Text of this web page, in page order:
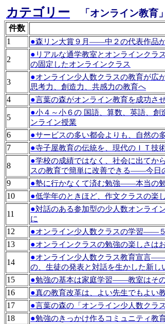
カテゴリー 「オンライン教育」
件数
1
●森リン大賞９月――中２の代表作品
2
● リアルな通学教室とオンラインク
の固定したオンラインクラス
3
●オンライン少人数クラスの教育が広
思考力、創造力、共感力の教育へ
4 ●言葉の森がオンライン教育を成功
5
●小４～小６の 国語、算数、英語、
ンライン授業
6 ●サービスの多い都会よりも、自然の
7 ●寺子屋教育の伝統を、現代のＩＴ技
8
●学校の成績ではなく、社会に出てか
スの教育で簡単に改善できる――今日
9 ●塾に行かなくて済む勉強――本当の
10 ●低学年のときほど、作文クラスの
11
●対話のある参加型の少人数オンライ
に
12 ●オンライン少人数クラスの学習――
13 ●オンラインクラスの勉強の楽しさ
14
●オンライン少人数クラス教育宣言
の、生徒の発表と対話を生かした新し
15 ●勉強の基本は家庭学習――教室はそ
16 ●真の教育改革は、よい先生でもよい
17 ●言葉の森の「オンライン少人数クラ
18 ●勉強のきっかけ作るコミュニティ教